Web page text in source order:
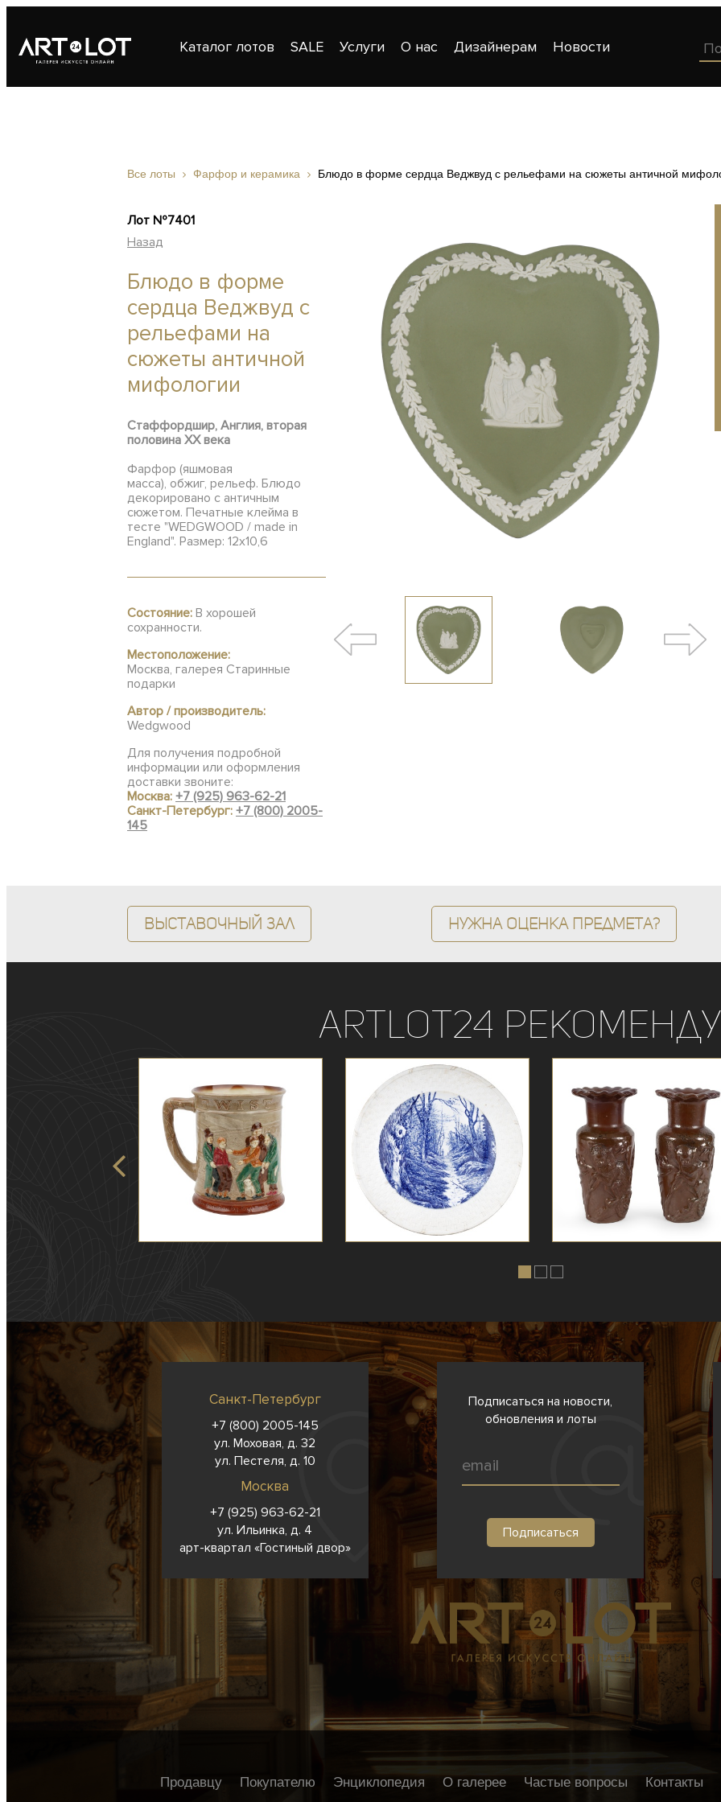
Каталог лотов SALE Услуги О нас Дизайнерам Новости
Все лоты Фарфор и керамика Блюдо в форме сердца Веджвуд с рельефами на сюжеты античной
Лот №7401
Назад
Блюдо в форме
сердца Веджвуд с
рельефами на
сюжеты античной
мифологии
Стаффордшир, Англия, вторая
половина XX века
Фарфор (яшмовая
масса), обжиг, рельеф. Блюдо
декорировано с античным
сюжетом. Печатные клейма в
тесте "WEDGWOOD / made in
England". Размер: 12х10,6
Состояние: В хорошей
сохранности.
Местоположение:
Москва, галерея Старинные
подарки
Автор / производитель:
Wedgwood
Для получения подробной
информации или оформления
доставки звоните:
Москва: +7 (925) 963-62-21
Санкт-Петербург: +7 (800) 2005-
145
Выставочный зал Нужна оценка предмета?
ArtLot24
Санкт-Петербург
+7 (800) 2005-145
ул. Моховая, д. 32
ул. Пестеля, д. 10
Москва
+7 (925) 963-62-21
ул. Ильинка, д. 4
арт-квартал «Гостиный двор»
Подписаться на новости,
обновления и лоты
Продавцу Покупателю Энциклопедия О галерее Частые вопросы Контакты